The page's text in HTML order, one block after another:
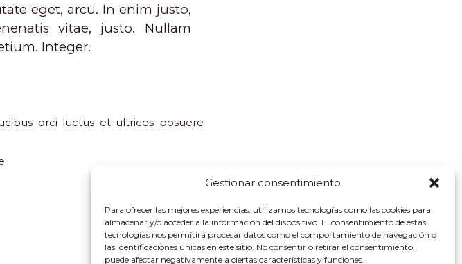
Gestionar consentimiento
Para ofrecer las mejores experiencias, utilizamos tecnologías como las cookies para
almacenar y/o acceder a la información del dispositivo. El consentimiento de estas
tecnologías nos permitirá procesar datos como el comportamiento de navegación o
las identificaciones únicas en este sitio. No consentir o retirar el consentimiento,
puede afectar negativamente a ciertas características y funciones.
eget, arcu. In enim justo,
vitae, justo. Nullam
Integer.
orci luctus et ultrices posuere